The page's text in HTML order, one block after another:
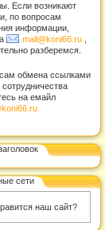
Если возникают
по вопросам
информации,
mail@koni66.ru
разберемся.
обмена ссылками
сотрудничества
на емайл
сети
наш сайт?